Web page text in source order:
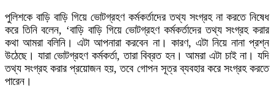
পুলিশকে বাড়ি বাড়ি গিয়ে ভোটগ্রহণ কর্মকর্তাদের তথ্য সংগ্রহ না করতে নিষেধ
করে তিনি বলেন, ‘বাড়ি বাড়ি গিয়ে ভোটগ্রহণ কর্মকর্তাদের তথ্য সংগ্রহ করার
কথা আমরা বলিনি। এটা আপনারা করবেন না। কারণ, এটা নিয়ে নানা প্রশ্ন
উঠেছে। যারা ভোটগ্রহণ কর্মকর্তা, তারা বিব্রত হন। আমরা এটা চাই না। যদি
তথ্য সংগ্রহ করার প্রয়োজন হয়, তবে গোপন সূত্র ব্যবহার করে সংগ্রহ করতে
পারেন।